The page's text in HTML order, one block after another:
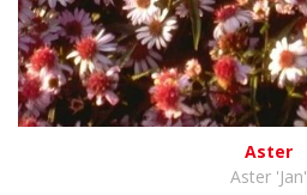
Aster
Aster 'Jan'